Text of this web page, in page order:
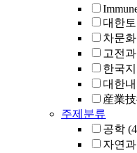
대한
차문
고전
한국
대한
産業
주제분류
공학
자연